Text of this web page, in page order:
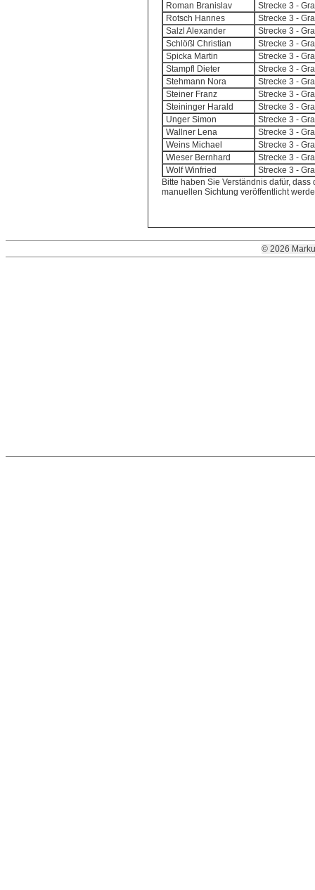
Roman Branislav
Strecke 3 -
Rotsch Hannes
Strecke 3 -
Salzl Alexander
Strecke 3 -
Schlößl Christian
Strecke 3 -
Spicka Martin
Strecke 3 -
Stampfl Dieter
Strecke 3 -
Stehmann Nora
Strecke 3 -
Steiner Franz
Strecke 3 -
Steininger Harald
Strecke 3 -
Unger Simon
Strecke 3 -
Wallner Lena
Strecke 3 -
Weins Michael
Strecke 3 -
Wieser Bernhard
Strecke 3 -
Wolf Winfried
Strecke 3 -
Bitte haben Sie Verständnis dafür,
manuellen Sichtung veröffentlicht
© 2026